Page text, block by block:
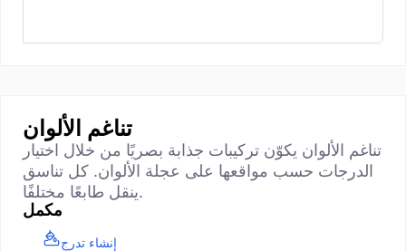
تناغم الألوان
تناغم الألوان يكوّن تركيبات جذابة بصريًا من خلال اختيار
الدرجات حسب مواقعها على عجلة الألوان. كل تناسق
ينقل طابعًا مختلفًا.
مكمل
إنشاء تدرج